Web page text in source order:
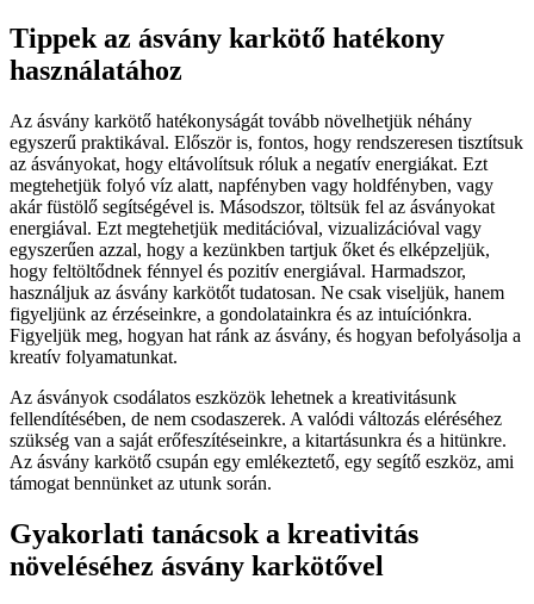
Tippek az ásvány karkötő hatékony
használatához
Az ásvány karkötő hatékonyságát tovább növelhetjük néhány
egyszerű praktikával. Először is, fontos, hogy rendszeresen tisztítsuk
az ásványokat, hogy eltávolítsuk róluk a negatív energiákat. Ezt
megtehetjük folyó víz alatt, napfényben vagy holdfényben, vagy
akár füstölő segítségével is. Másodszor, töltsük fel az ásványokat
energiával. Ezt megtehetjük meditációval, vizualizációval vagy
egyszerűen azzal, hogy a kezünkben tartjuk őket és elképzeljük,
hogy feltöltődnek fénnyel és pozitív energiával. Harmadszor,
használjuk az ásvány karkötőt tudatosan. Ne csak viseljük, hanem
figyeljünk az érzéseinkre, a gondolatainkra és az intuíciónkra.
Figyeljük meg, hogyan hat ránk az ásvány, és hogyan befolyásolja a
kreatív folyamatunkat.
Az ásványok csodálatos eszközök lehetnek a kreativitásunk
fellendítésében, de nem csodaszerek. A valódi változás eléréséhez
szükség van a saját erőfeszítéseinkre, a kitartásunkra és a hitünkre.
Az ásvány karkötő csupán egy emlékeztető, egy segítő eszköz, ami
támogat bennünket az utunk során.
Gyakorlati tanácsok a kreativitás
növeléséhez ásvány karkötővel